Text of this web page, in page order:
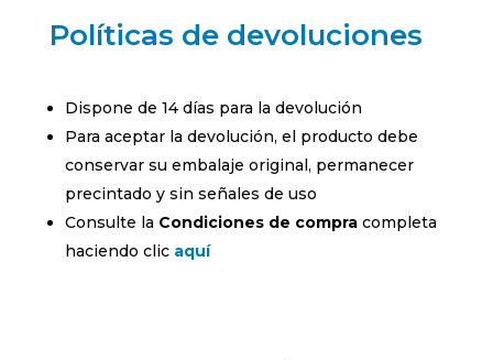
Políticas de devoluciones
Dispone de 14 días para la devolución
Para aceptar la devolución, el producto debe
conservar su embalaje original, permanecer
precintado y sin señales de uso
Consulte la Condiciones de compracompleta
haciendo clic aquí